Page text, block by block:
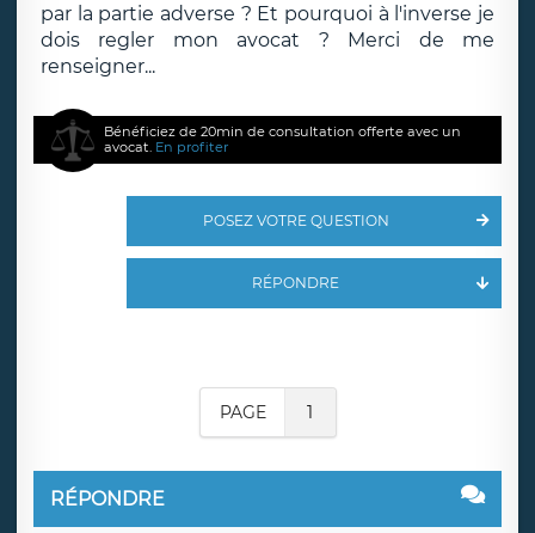
par la partie adverse ? Et pourquoi à l'inverse je
dois regler mon avocat ? Merci de me
renseigner...
Bénéficiez de 20min de consultation offerte avec un
avocat. En profiter
POSEZ VOTRE QUESTION
RÉPONDRE
PAGE 1
RÉPONDRE